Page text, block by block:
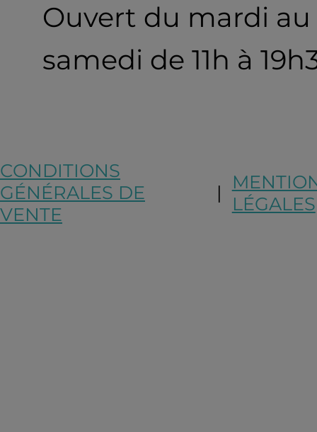
Ouvert du mardi au
samedi de 11h à
CONDITIONS
GÉNÉRALES DE
VENTE
|LÉGALES